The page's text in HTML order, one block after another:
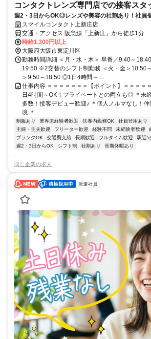
コンタクトレンズ専門店での接客スタ
週2・3日からOK◎レンズや美容の社割あり！社員
スマイルコンタクト上新庄店
交通・アクセス 阪急線「上新庄」から徒歩1分
時給1,300円以上
大阪府大阪市東淀川区
勤務時間詳細 ＜月・水・木＞ 早番／9:40～
19:50 ※2交替のシフト制勤務 ＜火・金＞10:50
＞9:50～18:50 ◎1日4時間～ ...
仕事内容 ＝＝＝＝＝＝＝【ポイント】＝＝＝＝
日4時間～OK！プライベートとの両立も◎ ＊未
多数！接客デビュー歓迎♪ ＊個人ノルマなし！
境 ＊...
制服あり 業界未経験者歓迎 扶養内勤務OK 社員登用あり
主婦・主夫歓迎
フリーター歓迎 経験不問 未経験者歓迎
ブランクOK
交通費支給 長期歓迎 フルタイム歓迎
駅近5
週2・3日からOK
シフト制 社割あり 長期休暇あり
同じ企業の求人
派遣社員